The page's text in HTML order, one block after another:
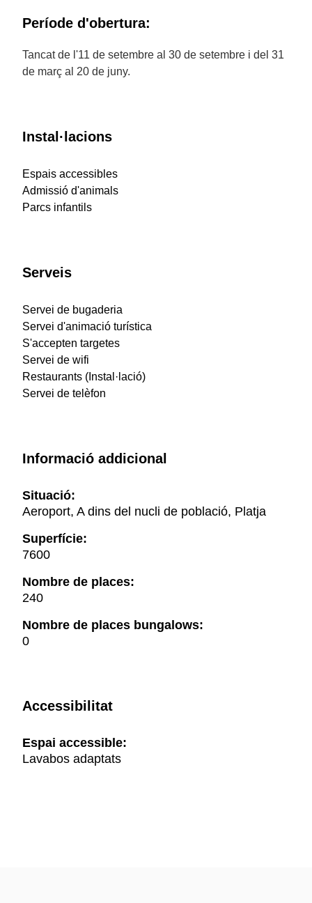
Període d'obertura:
Tancat de l'11 de setembre al 30 de setembre i del 31
de març al 20 de juny.
Instal·lacions
Espais accessibles
Admissió d'animals
Parcs infantils
Serveis
Servei de bugaderia
Servei d'animació turística
S'accepten targetes
Servei de wifi
Restaurants (Instal·lació)
Servei de telèfon
Informació addicional
Situació:
Aeroport, A dins del nucli de població, Platja
Superfície:
7600
Nombre de places:
240
Nombre de places bungalows:
0
Accessibilitat
Espai accessible:
Lavabos adaptats